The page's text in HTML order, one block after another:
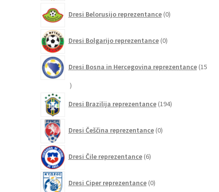
Dresi Belorusijo reprezentance 0izdelkov
Dresi Bolgarijo reprezentance 0izdelkov
Dresi Bosna in Hercegovina reprezentance 15
15
Dresi Brazilija reprezentance 194izdelkov
Dresi Češčina reprezentance 0izdelkov
Dresi Čile reprezentance 6izdelkov
Dresi Ciper reprezentance 0izdelkov